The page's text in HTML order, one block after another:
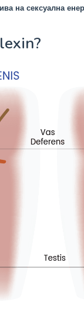
на сексуална